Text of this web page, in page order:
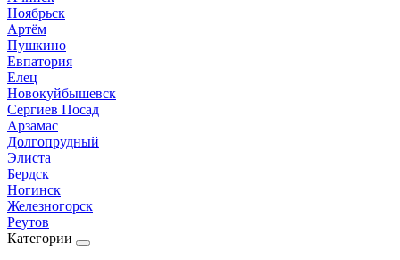
Ноябрьск
Артём
Пушкино
Евпатория
Елец
Новокуйбышевск
Сергиев Посад
Арзамас
Долгопрудный
Элиста
Бердск
Ногинск
Железногорск
Реутов
Категории